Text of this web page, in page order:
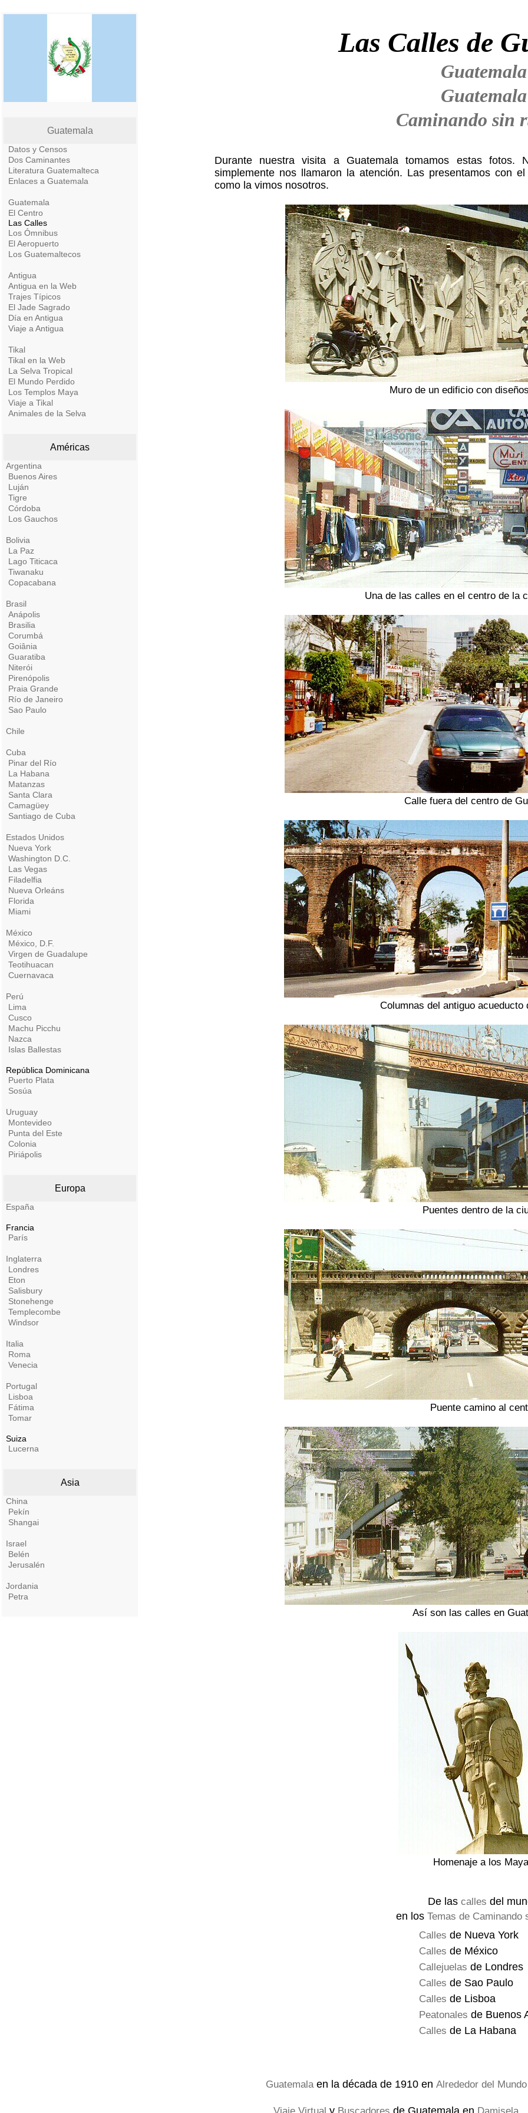
Guatemala
Datos y Censos
Dos Caminantes
Literatura Guatemalteca
Enlaces a Guatemala
Guatemala
El Centro
Las Calles
Los Ómnibus
El Aeropuerto
Los Guatemaltecos
Antigua
Antigua en la Web
Trajes Típicos
El Jade Sagrado
Día en Antigua
Viaje a Antigua
Tikal
Tikal en la Web
La Selva Tropical
El Mundo Perdido
Los Templos Maya
Viaje a Tikal
Animales de la Selva
Américas
Argentina
Buenos Aires
Luján
Tigre
Córdoba
Los Gauchos
Bolivia
La Paz
Lago Titicaca
Tiwanaku
Copacabana
Brasil
Anápolis
Brasilia
Corumbá
Goiânia
Guaratiba
Niterói
Pirenópolis
Praia Grande
Río de Janeiro
Sao Paulo
Chile
Cuba
Pinar del Río
La Habana
Matanzas
Santa Clara
Camagüey
Santiago de Cuba
Estados Unidos
Nueva York
Washington D.C.
Las Vegas
Filadelfia
Nueva Orleáns
Florida
Miami
México
México, D.F.
Virgen de Guadalupe
Teotihuacan
Cuernavaca
Perú
Lima
Cusco
Machu Picchu
Nazca
Islas Ballestas
República Dominicana
Puerto Plata
Sosúa
Uruguay
Montevideo
Punta del Este
Colonia
Piriápolis
Europa
España
Francia
París
Inglaterra
Londres
Eton
Salisbury
Stonehenge
Templecombe
Windsor
Italia
Roma
Venecia
Portugal
Lisboa
Fátima
Tomar
Suiza
Lucerna
Asia
China
Pekín
Shangai
Israel
Belén
Jerusalén
Jordania
Petra
Las Calles de
Guatemala
Guatemala
Caminando sin
Durante nuestra visita a Guatemala tomamos estas fotos.
simplemente nos llamaron la atención. Las presentamos con
como la vimos nosotros.
Muro de un edificio con
Una de las calles en el centro de la
Calle fuera del centro de
Columnas del antiguo acueducto
Puentes dentro de la
Puente camino al
Así son las calles en
Homenaje a los
De las calles del
en los Temas de Caminando
Calles de Nueva York
Calles de México
Callejuelas de Londres
Calles de Sao Paulo
Calles de Lisboa
Peatonales de Buenos
Calles de La Habana
Guatemalaen la década de 1910 en Alrededor del Mundo
y de Guatemala en